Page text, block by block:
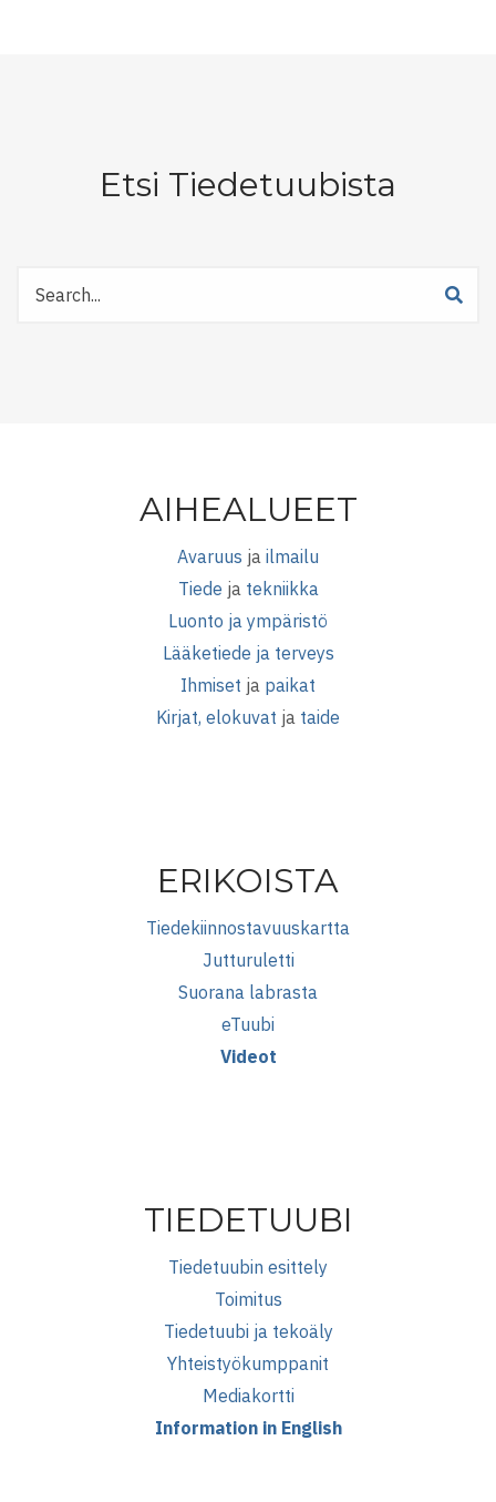
Etsi Tiedetuubista
AIHEALUEET
Avaruus ja ilmailu
Tiede ja tekniikka
Luonto ja ympäristö
Lääketiede ja terveys
Ihmiset ja paikat
Kirjat, elokuvat ja taide
ERIKOISTA
Tiedekiinnostavuuskartta
Jutturuletti
Suorana labrasta
eTuubi
Videot
TIEDETUUBI
Tiedetuubin esittely
Toimitus
Tiedetuubi ja tekoäly
Yhteistyökumppanit
Mediakortti
Information in English